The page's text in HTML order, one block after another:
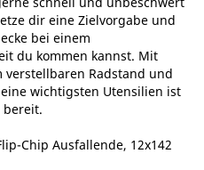
dir eine Zielvorgabe und
bei einem
du kommen kannst. Mit
verstellbaren Radstand und
wichtigsten Utensilien ist
bereit.
Chip Ausfallende, 12x142